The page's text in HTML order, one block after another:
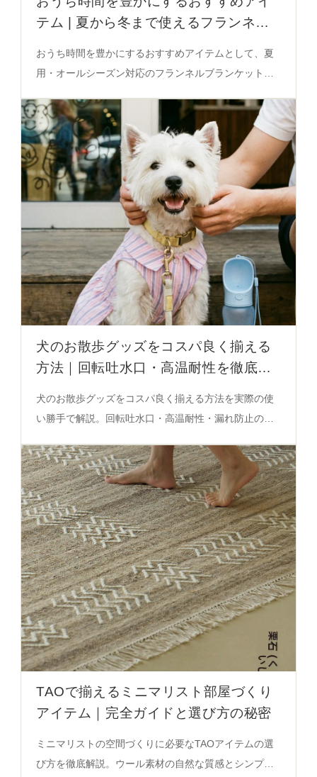
テム | 夏から冬まで使えるフランネル
おうち時間を豊かにするおすすめアイテムとして、夏
用・オールシーズン対応のフランネルブランケット選
介します。
犬のお散歩グッズをコスパ良く揃える
方法｜回転吐水口・高温耐性を徹底解
犬のお散歩グッズをコスパ良く揃える方法を実際の使
い勝手で解説。回転吐水口・高温耐性・漏れ防止のポ
TAOで揃えるミニマリスト部屋づくり
アイテム｜完全ガイドと選び方の秘密
ミニマリストの空間づくりに必要なTAOアイテムの選
び方を徹底解説。ウール素材の自然な質感とシンプル